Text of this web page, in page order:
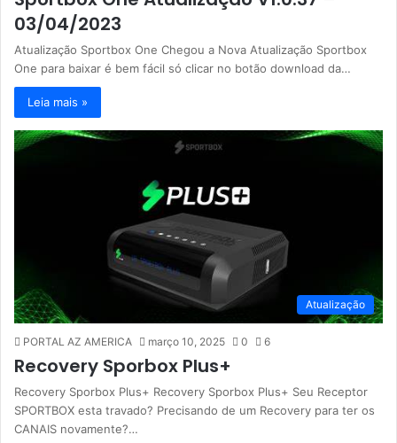
03/04/2023
Atualização Sportbox One Chegou a Nova Atualização Sportbox
One para baixar é bem fácil só clicar no botão download da…
Leia mais »
Atualização
PORTAL AZ AMERICA março 10, 2025 0 6
Recovery Sporbox Plus+
Recovery Sporbox Plus+ Recovery Sporbox Plus+ Seu Receptor
SPORTBOX esta travado? Precisando de um Recovery para ter os
CANAIS novamente?…